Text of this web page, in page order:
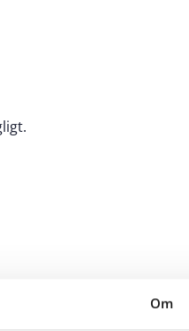
Om